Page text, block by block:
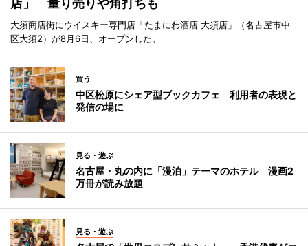
店」 量り売りや角打ちも
大須商店街にウイスキー専門店「たまにわ酒店 大須店」（名古屋市中
区大須2）が8月6日、オープンした。
買う
中区松原にシェア型ブックカフェ 利用者の表現と
発信の場に
見る・遊ぶ
名古屋・丸の内に「漫泊」テーマのホテル 漫画2
万冊が読み放題
見る・遊ぶ